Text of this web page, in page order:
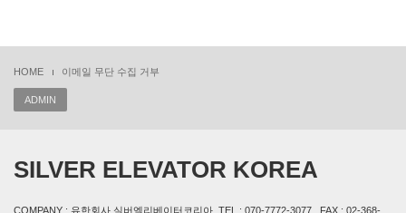
HOME 이메일 무단 수집 거부
ADMIN
SILVER ELEVATOR KOREA
COMPANY : 유한회사 실버엘리베이터코리아, TEL : 070-7772-3077 , FAX : 02-368-